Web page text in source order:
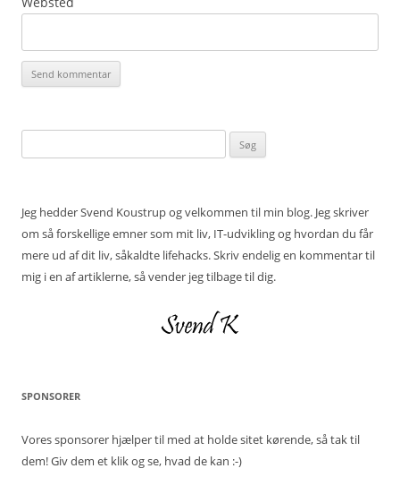
efter:
Jeg hedder Svend Koustrup og velkommen til min blog. Jeg skriver
om så forskellige emner som mit liv, IT-udvikling og hvordan du får
mere ud af dit liv, såkaldte lifehacks. Skriv endelig en kommentar til
mig i en af artiklerne, så vender jeg tilbage til dig.
SPONSORER
Vores sponsorer hjælper til med at holde sitet kørende, så tak til
dem! Giv dem et klik og se, hvad de kan :-)